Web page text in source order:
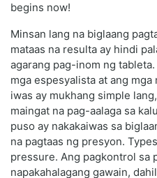
begins now!
Minsan lang na biglaang
mataas na resulta ay hindi
agarang pag-inom ng
mga espesyalista at ang
iwas ay mukhang simple
maingat na pag-aalaga sa
puso ay nakakaiwas sa
na pagtaas ng presyon.
pressure. Ang pagkontrol sa
napakahalagang gawain,